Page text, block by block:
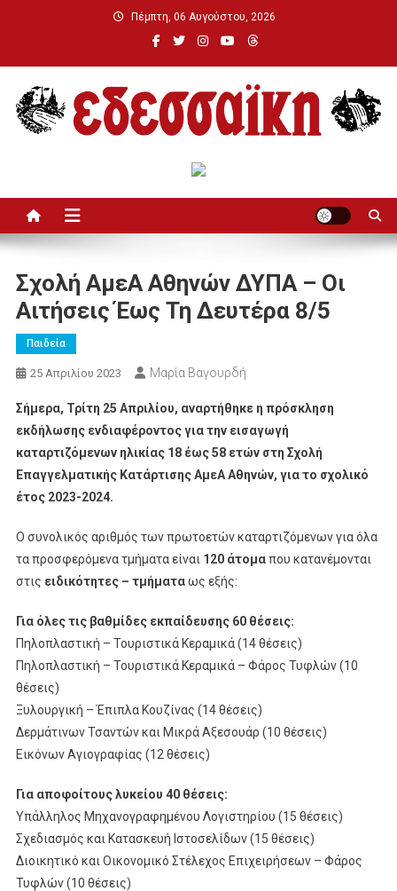
Πέμπτη, 06 Αυγούστου, 2026
Σχολή ΑμεΑ Αθηνών ΔΥΠΑ – Οι
Αιτήσεις Έως Τη Δευτέρα 8/5
Παιδεία
25 Απριλίου 2023 Μαρία Βαγουρδή
Σήμερα, Τρίτη 25 Απριλίου, αναρτήθηκε η πρόσκληση
εκδήλωσης ενδιαφέροντος για την εισαγωγή
καταρτιζόμενων ηλικίας 18 έως 58 ετών στη Σχολή
Επαγγελματικής Κατάρτισης ΑμεΑ Αθηνών, για το σχολικό
έτος 2023-2024.
Ο συνολικός αριθμός των πρωτοετών καταρτιζόμενων για όλα
τα προσφερόμενα τμήματα είναι 120 άτομαπου κατανέμονται
στις ειδικότητες – τμήματαως εξής:
Για όλες τις βαθμίδες εκπαίδευσης 60 θέσεις:
Πηλοπλαστική – Τουριστικά Κεραμικά (14 θέσεις)
Πηλοπλαστική – Τουριστικά Κεραμικά – Φάρος Τυφλών (10
θέσεις)
Ξυλουργική – Έπιπλα Κουζίνας (14 θέσεις)
Δερμάτινων Τσαντών και Μικρά Αξεσουάρ (10 θέσεις)
Εικόνων Αγιογραφίας (12 θέσεις)
Για αποφοίτους λυκείου 40 θέσεις:
Υπάλληλος Μηχανογραφημένου Λογιστηρίου (15 θέσεις)
Σχεδιασμός και Κατασκευή Ιστοσελίδων (15 θέσεις)
Διοικητικό και Οικονομικό Στέλεχος Επιχειρήσεων – Φάρος
Τυφλών (10 θέσεις)